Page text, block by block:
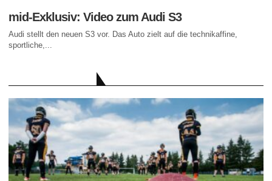
mid-Exklusiv: Video zum Audi S3
Audi stellt den neuen S3 vor. Das Auto zielt auf die technikaffine,
sportliche,...